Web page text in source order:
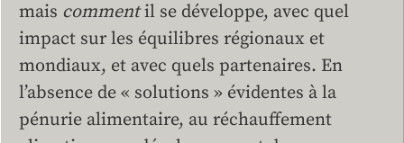
mais commentil se développe, avec quel
impact sur les équilibres régionaux et
mondiaux, et avec quels partenaires. En
l’absence de « solutions » évidentes à la
pénurie alimentaire, au réchauffement